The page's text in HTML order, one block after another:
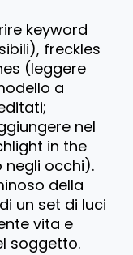
keyword
freckles
(leggere
a
nel
in the
negli occhi).
della
un set di luci
vita e
soggetto.